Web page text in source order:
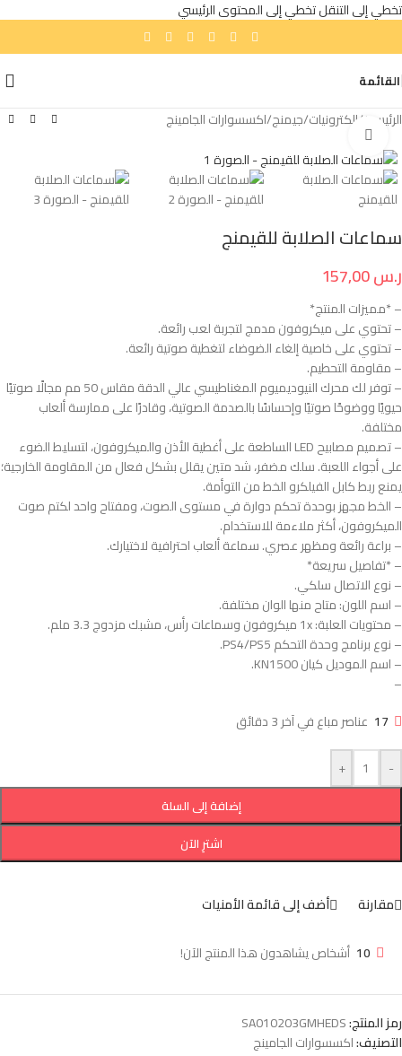
تخطي إلى التنقلتخطي إلى المحتوى الرئيسي
القائمة
الرئيسية/إلكترونيات/جيمنج/اكسسوارات الجامينج
سماعات الصلابة للقيمنج
ر.س
– *مميزات المنتج*
– تحتوي على ميكروفون مدمج لتجربة لعب رائعة.
– تحتوي على خاصية إلغاء الضوضاء لتغطية صوتية رائعة.
– مقاومة التحطيم.
– توفر لك محرك النيوديميوم المغناطيسي عالي الدقة مقاس 50 مم مجالًا صوتيًا
حيويًا ووضوحًا صوتيًا وإحساسًا بالصدمة الصوتية، وقادرًا على ممارسة ألعاب
مختلفة.
– تصميم مصابيح LED الساطعة على أغطية الأذن والميكروفون، لتسليط الضوء
على أجواء اللعبة. سلك مضفر، شد متين يقلل بشكل فعال من المقاومة الخارجية؛
يمنع ربط كابل الفيلكرو الخط من التوأمة.
– الخط مجهز بوحدة تحكم دوارة في مستوى الصوت، ومفتاح واحد لكتم صوت
الميكروفون، أكثر ملاءمة للاستخدام.
– براعة رائعة ومظهر عصري. سماعة ألعاب احترافية لاختيارك.
– *تفاصيل سريعة*
– نوع الاتصال سلكي.
– اسم اللون: متاح منها الوان مختلفة.
– محتويات العلبة: 1x ميكروفون وسماعات رأس، مشبك مزدوج 3.3 ملم.
– نوع برنامج وحدة التحكم PS4/PS5.
– اسم الموديل كيان KN1500.
–
17 عناصر مباع في آخر 3 دقائق
-
+
إضافة إلى السلة
اشترِ الآن
مقارنة أضف إلى قائمة الأمنيات
10 أشخاص يشاهدون هذا المنتج الآن!
رمز المنتج:SA010203GMHEDS
التصنيف:اكسسوارات الجامينج